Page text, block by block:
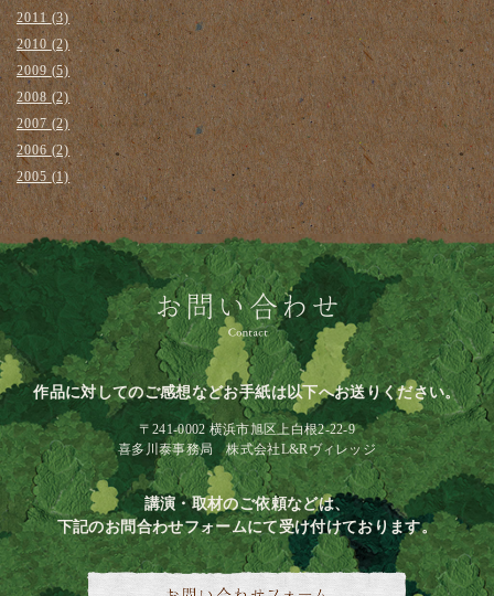
2011(3)
2010(2)
2009(5)
2008(2)
2007(2)
2006 (2)
2005(1)
作品に対してのご感想などお手紙は以下へお送りください。
〒241-0002 横浜市旭区上白根2-22-9
喜多川泰事務局 株式会社L&Rヴィレッジ
講演・取材のご依頼などは、
下記のお問合わせフォームにて受け付けております。